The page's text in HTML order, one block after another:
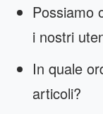
Possiamo
i nostri
In quale
articoli?